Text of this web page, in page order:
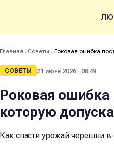
Главная › Советы › Роковая ошибка
СОВЕТЫ 21 июня 2026 · 08:49
Роковая ошибка
которую
Как спасти урожай черешни